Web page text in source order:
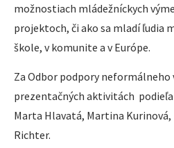
možnostiach mládežníckych
projektoch, či ako sa mladí ľudia
škole, v komunite a v Európe.
Za Odbor podpory neformálneho
prezentačných aktivitách
Marta Hlavatá, Martina Kurinová,
Richter.